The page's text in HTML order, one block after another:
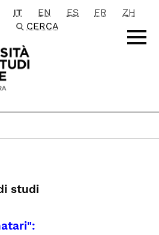
principale
IT EN ES FR
ZH
CERCA
studi